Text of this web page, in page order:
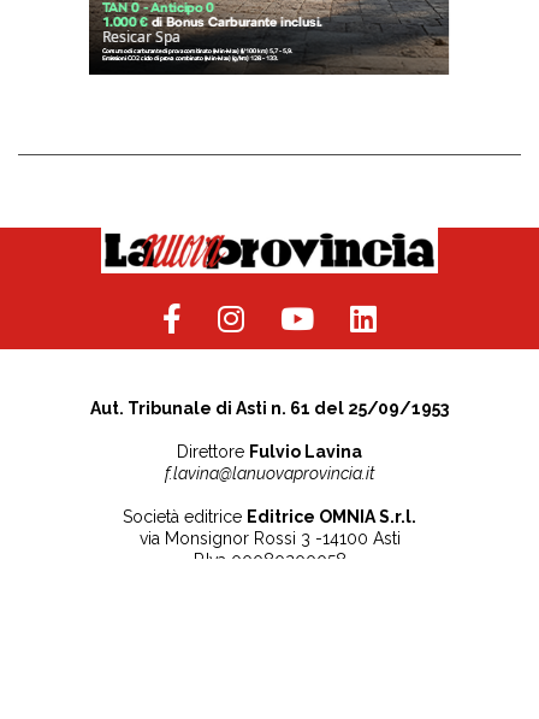
Aut. Tribunale di Asti n. 61 del 25/09/1953
Direttore Fulvio Lavina
f.lavina@lanuovaprovincia.it
Società editrice Editrice OMNIA S.r.l.
via Monsignor Rossi 3 -14100 Asti
P.Iva 00080200058